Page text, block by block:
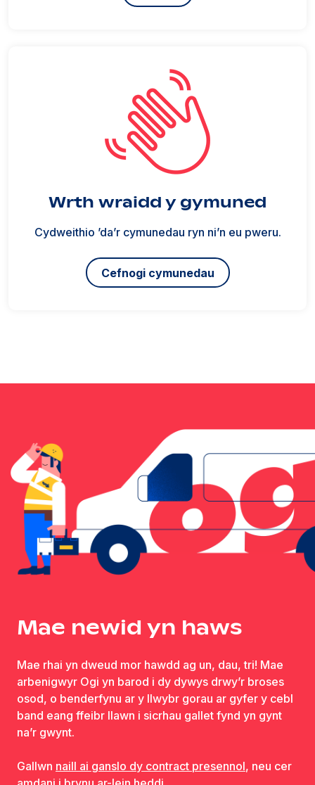
Wrth wraidd y gymuned
Cydweithio ’da’r cymunedau ryn ni’n eu pweru.
Cefnogi cymunedau
Mae newid yn haws
Mae rhai yn dweud mor hawdd ag un, dau, tri! Mae
arbenigwyr Ogi yn barod i dy dywys drwy’r broses
osod, o benderfynu ar y llwybr gorau ar gyfer y cebl
band eang ffeibr llawn i sicrhau gallet fynd yn gynt
na’r gwynt.
Gallwn naill ai ganslo dy contract presennol, neu cer